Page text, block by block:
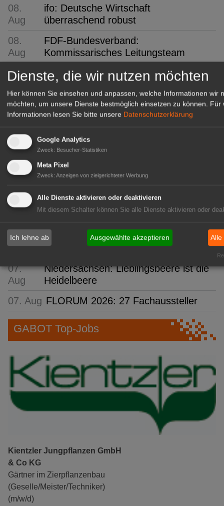
08.
Aug
ifo: Deutsche Wirtschaft
überraschend robust
08.
Aug
FDF-Bundesverband:
Kommissarisches Leitungsteam
08.
"1000 gute Gründe": Ein Hauch von
Provence
08.
Aug
Ökokiste e.V.: 30 Jahre Bio ohne
Umwege
08.
Aug
IPZ: Robert Knöferl übernimmt die
Leitung
08.
Aug
TUM: Unterirdische Pilz-Netzwerke
erstmals in 3D
07.
Verver Export:
Blumenzwiebelmischung für
bienenfreundliche Grünanlagen
07. Aug hagebau: 24 Nachwuchskräfte
07.
Aug
Niedersachsen: Lieblingsbeere ist die
Heidelbeere
07. Aug FLORUM 2026: 27 Fachaussteller
GABOT Top-Jobs
Kientzler Jungpflanzen GmbH
& Co KG
Gärtner im Zierpflanzenbau
(Geselle/Meister/Techniker)
(m/w/d)
Dienste, die wir nutzen möchten
Hier können Sie einsehen und anpassen, welche Informationen wir
möchten, um unsere Dienste bestmöglich einsetzen zu können.
Für
Informationen lesen Sie bitte unsere Datenschutzerklärung
Google Analytics
Zweck: Besucher-Statistiken
Meta Pixel
Zweck: Anzeigen von zielgerichteter Werbung
Alle Dienste aktivieren oder deaktivieren
Mit diesem Schalter können Sie alle Dienste aktivieren oder
Ich lehne ab Ausgewählte akzeptieren Alle